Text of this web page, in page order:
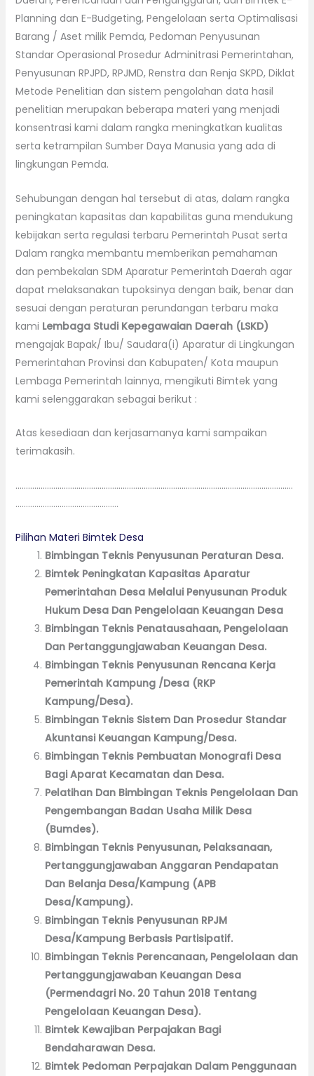
Planning dan E-Budgeting, Pengelolaan serta Optimalisasi
Barang / Aset milik Pemda, Pedoman Penyusunan
Standar Operasional Prosedur Adminitrasi Pemerintahan,
Penyusunan RPJPD, RPJMD, Renstra dan Renja SKPD, Diklat
Metode Penelitian dan sistem pengolahan data hasil
penelitian merupakan beberapa materi yang menjadi
konsentrasi kami dalam rangka meningkatkan kualitas
serta ketrampilan Sumber Daya Manusia yang ada di
lingkungan Pemda.
Sehubungan dengan hal tersebut di atas, dalam rangka
peningkatan kapasitas dan kapabilitas guna mendukung
kebijakan serta regulasi terbaru Pemerintah Pusat serta
Dalam rangka membantu memberikan pemahaman
dan pembekalan SDM Aparatur Pemerintah Daerah agar
dapat melaksanakan tupoksinya dengan baik, benar dan
sesuai dengan peraturan perundangan terbaru maka
kami Lembaga Studi Kepegawaian Daerah (LSKD)
mengajak Bapak/ Ibu/ Saudara(i) Aparatur di Lingkungan
Pemerintahan Provinsi dan Kabupaten/ Kota maupun
Lembaga Pemerintah lainnya, mengikuti Bimtek yang
kami selenggarakan sebagai berikut :
Atas kesediaan dan kerjasamanya kami sampaikan
terimakasih.
……………………………………………………………………………………………………………………
………………………………………….
Pilihan Materi Bimtek Desa
Bimbingan Teknis Penyusunan Peraturan Desa.
Bimtek Peningkatan Kapasitas Aparatur
Pemerintahan Desa Melalui Penyusunan Produk
Hukum Desa Dan Pengelolaan Keuangan Desa
Bimbingan Teknis Penatausahaan, Pengelolaan
Dan Pertanggungjawaban Keuangan Desa.
Bimbingan Teknis Penyusunan Rencana Kerja
Pemerintah Kampung /Desa (RKP
Kampung/Desa).
Bimbingan Teknis Sistem Dan Prosedur Standar
Akuntansi Keuangan Kampung/Desa.
Bimbingan Teknis Pembuatan Monografi Desa
Bagi Aparat Kecamatan dan Desa.
Pelatihan Dan Bimbingan Teknis Pengelolaan Dan
Pengembangan Badan Usaha Milik Desa
(Bumdes).
Bimbingan Teknis Penyusunan, Pelaksanaan,
Pertanggungjawaban Anggaran Pendapatan
Dan Belanja Desa/Kampung (APB
Desa/Kampung).
Bimbingan Teknis Penyusunan RPJM
Desa/Kampung Berbasis Partisipatif.
Bimbingan Teknis Perencanaan, Pengelolaan dan
Pertanggungjawaban Keuangan Desa
(Permendagri No. 20 Tahun 2018 Tentang
Pengelolaan Keuangan Desa).
Bimtek Kewajiban Perpajakan Bagi
Bendaharawan Desa.
Bimtek Pedoman Perpajakan Dalam Penggunaan